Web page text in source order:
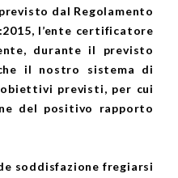
dal Regolamento
l’ente certificatore
durante il previsto
il nostro sistema di
previsti, per cui
del positivo rapporto
soddisfazione fregiarsi